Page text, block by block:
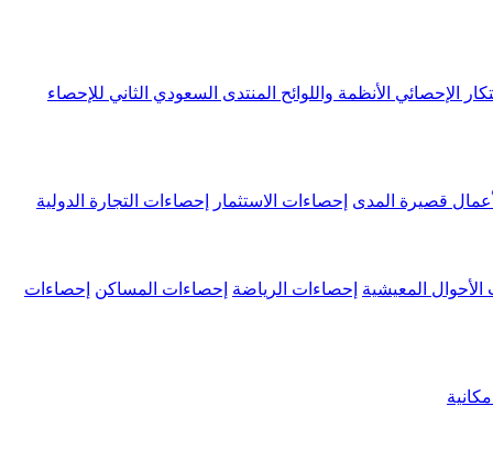
الإحصائي الأنظمة واللوائح المنتدى السعودي الثاني للإحصاء
قصيرة المدى إحصاءات الاستثمار إحصاءات التجارة الدولية
الأحوال المعيشية إحصاءات الرياضة إحصاءات المساكن إحصاءات